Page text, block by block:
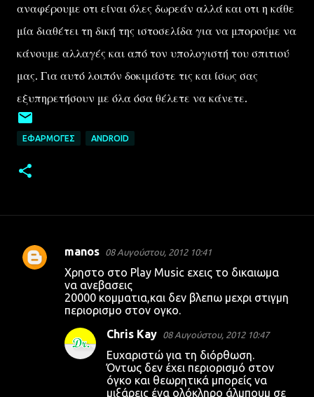
αναφέρουμε οτι είναι όλες δωρεάν αλλά και οτι η κάθε
μία διαθέτει τη δική της ιστοσελίδα για να μπορούμε να
κάνουμε αλλαγές και από τον υπολογιστή του σπιτιού
μας. Για αυτό λοιπόν δοκιμάστε τις και ίσως σας
εξυπηρετήσουν με όλα όσα θέλετε να κάνετε.
ΕΦΑΡΜΟΓΈΣ ANDROID
Σ
manos 08 Αυγούστου, 2012 10:41
Χρηστο στο Play Music εχεις το δικαιωμα
να ανεβασεις
20000 κομματια,και δεν βλεπω μεχρι στιγμη
περιορισμο στον ογκο.
Chris Kay
08 Αυγούστου, 2012 10:47
Ευχαριστώ για τη διόρθωση.
Όντως δεν έχει περιορισμό στον
όγκο και θεωρητικά μπορείς να
μιξάρεις ένα ολόκληρο άλμπουμ σε